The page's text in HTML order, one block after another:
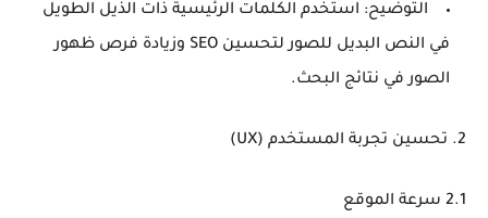
التوضيح: استخدم الكلمات الرئيسية ذات الذيل الطويل
في النص البديل للصور لتحسين SEO وزيادة فرص ظهور
الصور في نتائج البحث.
2. تحسين تجربة المستخدم (UX)
2.1 سرعة الموقع